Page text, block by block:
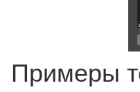
Примеры